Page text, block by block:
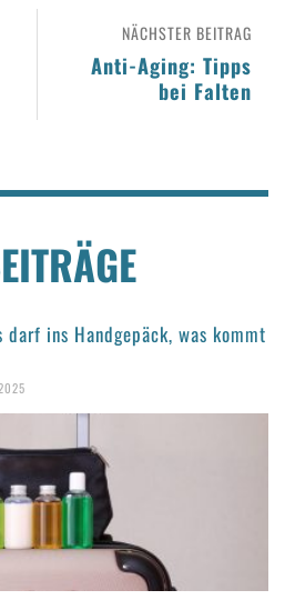
NÄCHSTER BEITRAG
Anti-Aging: Tipps
bei Falten
darf ins Handgepäck, was kommt